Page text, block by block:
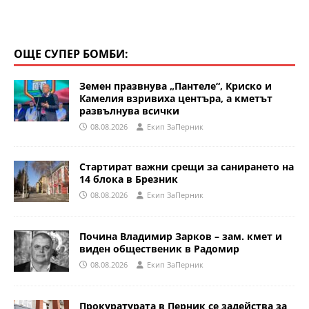
ОЩЕ СУПЕР БОМБИ:
Земен празвнува „Пантеле“, Криско и
Камелия взривиха центъра, а кметът
развълнува всички
08.08.2026 Eкип ЗаПерник
Стартират важни срещи за санирането на
14 блока в Брезник
08.08.2026 Eкип ЗаПерник
Почина Владимир Зарков – зам. кмет и
виден общественик в Радомир
08.08.2026 Eкип ЗаПерник
Прокуратурата в Перник се задейства за